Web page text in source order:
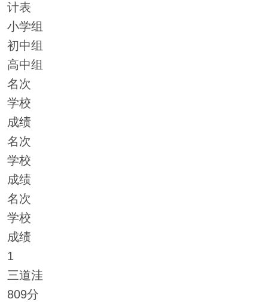
计表
小学组
初中组
高中组
名次
学校
成绩
名次
学校
成绩
名次
学校
成绩
1
三道洼
809分